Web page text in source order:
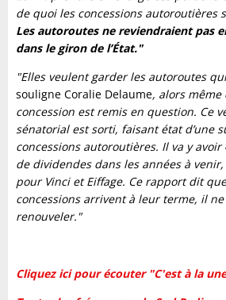
de quoi les concessions autoroutières
Les autoroutes ne reviendraient pas
dans le giron de l’État."
"Elles veulent garder les autoroutes
souligne Coralie Delaume, alors
concession est remis en question. Ce
sénatorial est sorti, faisant état d’une
concessions autoroutières. Il va y avoir
de dividendes dans les années à
pour Vinci et Eiffage. Ce rapport dit
concessions arrivent à leur terme, il
renouveler."
Cliquez ici pour écouter "C'est à la